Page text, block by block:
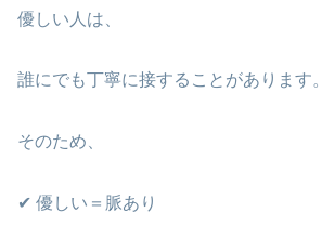
優しい人は、
誰にでも丁寧に接することがあります。
そのため、
✔ 優しい＝脈あり